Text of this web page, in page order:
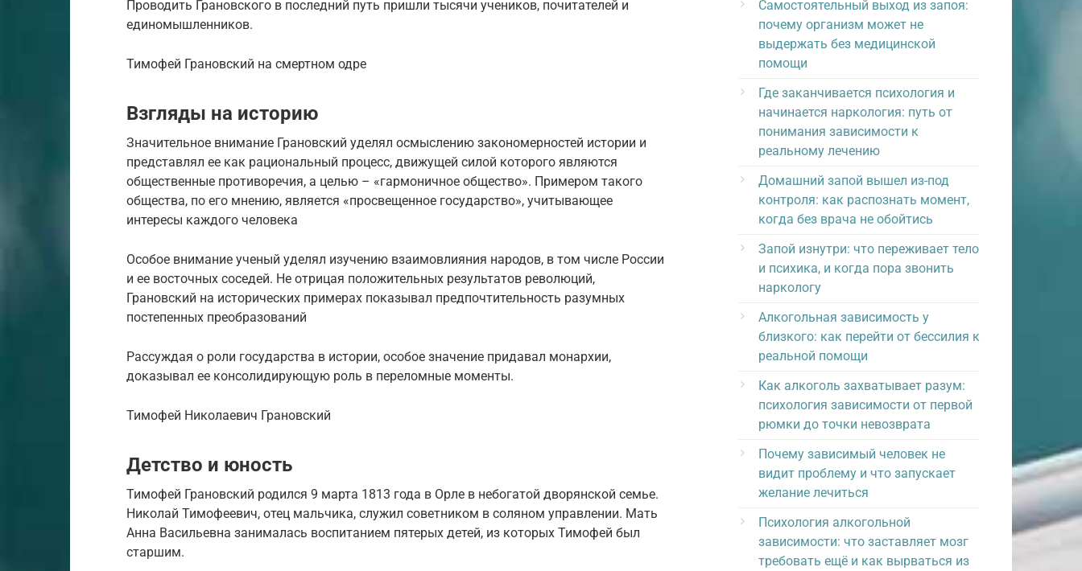
Проводить Грановского в последний путь пришли тысячи учеников, почитателей и
единомышленников.
Тимофей Грановский на смертном одре
Взгляды на историю
Значительное внимание Грановский уделял осмыслению закономерностей истории и
представлял ее как рациональный процесс, движущей силой которого являются
общественные противоречия, а целью – «гармоничное общество». Примером такого
общества, по его мнению, является «просвещенное государство», учитывающее
интересы каждого человека
Особое внимание ученый уделял изучению взаимовлияния народов, в том числе России
и ее восточных соседей. Не отрицая положительных результатов революций,
Грановский на исторических примерах показывал предпочтительность разумных
постепенных преобразований
Рассуждая о роли государства в истории, особое значение придавал монархии,
доказывал ее консолидирующую роль в переломные моменты.
Тимофей Николаевич Грановский
Детство и юность
Тимофей Грановский родился 9 марта 1813 года в Орле в небогатой дворянской семье.
Николай Тимофеевич, отец мальчика, служил советником в соляном управлении. Мать
Анна Васильевна занималась воспитанием пятерых детей, из которых Тимофей был
старшим.
Самостоятельный выход из запоя:
почему организм может не
выдержать без медицинской
помощи
Где заканчивается психология и
начинается наркология: путь от
понимания зависимости к
реальному лечению
Домашний запой вышел из-под
контроля: как распознать момент,
когда без врача не обойтись
Запой изнутри: что переживает тело
и психика, и когда пора звонить
наркологу
Алкогольная зависимость у
близкого: как перейти от бессилия к
реальной помощи
Как алкоголь захватывает разум:
психология зависимости от первой
рюмки до точки невозврата
Почему зависимый человек не
видит проблему и что запускает
желание лечиться
Психология алкогольной
зависимости: что заставляет мозг
требовать ещё и как вырваться из